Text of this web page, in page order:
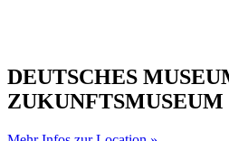
DEUTSCHES
ZUKUNFTSMUSEUM